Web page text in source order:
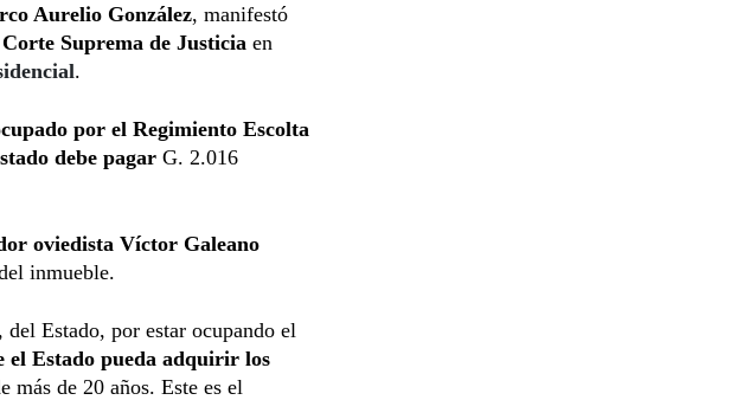
Aurelio González, manifestó
Suprema de Justicia en
.
por el Regimiento Escolta
debe pagar G. 2.016
oviedista Víctor Galeano
inmueble.
Estado, por estar ocupando el
el Estado pueda adquirir los
más de 20 años. Este es el